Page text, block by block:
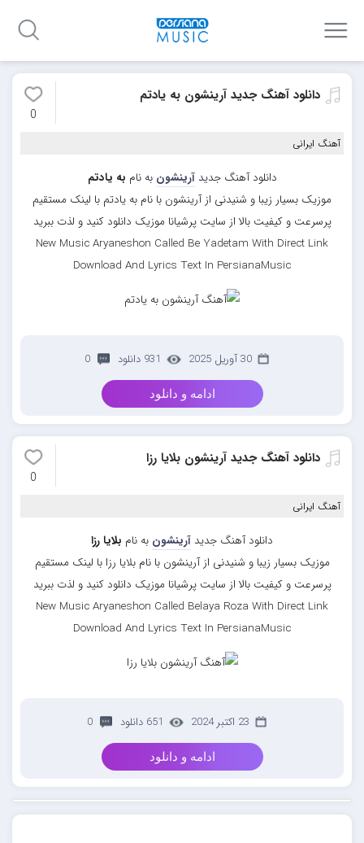
دانلود آهنگ جدید آرینشون به یادتم
0
آهنگ ایرانی
دانلود آهنگ جدیدآرینشون به نام به یادتم
موزیک بسیار زیبا و شنیدنی از آرینشون با نام به یادتم با لینک مستقیم
پرسرعت و کیفیت بالا از سایت پرشیانا موزیک دانلود کنید و لذت ببرید
New Music Aryaneshon Called Be Yadetam With Direct Link
Download And Lyrics Text In PersianaMusic
30 آوریل 2025 931 دانلود 0
ادامه و دانلود
دانلود آهنگ جدید آرینشون بلایا رزا
0
آهنگ ایرانی
دانلود آهنگ جدید آرینشون به نام بلایا رزا
موزیک بسیار زیبا و شنیدنی از آرینشون با نام بلایا رزا با لینک مستقیم
پرسرعت و کیفیت بالا از سایت پرشیانا موزیک دانلود کنید و لذت ببرید
New Music Aryaneshon Called Belaya Roza With Direct Link
Download And Lyrics Text In PersianaMusic
23 اکتبر 2024 651 دانلود 0
ادامه و دانلود